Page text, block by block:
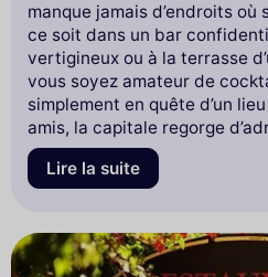
manque jamais d’endroits où
ce soit dans un bar
vertigineux ou à la terrasse
vous soyez amateur de
simplement en quête d’un
amis, la capitale regorge
ambiance, vue et qualité. En
verre à Parisse renouvelle
les styles, tous les budgets,
envies.
Lire la suite